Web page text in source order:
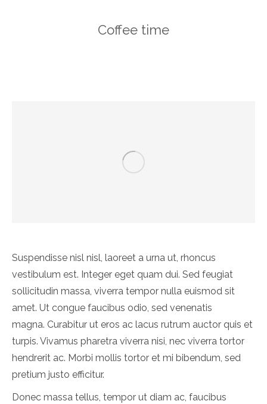
Coffee time
Suspendisse nisl nisl, laoreet a urna ut, rhoncus
vestibulum est. Integer eget quam dui. Sed feugiat
sollicitudin massa, viverra tempor nulla euismod sit
amet. Ut congue faucibus odio, sed venenatis
magna. Curabitur ut eros ac lacus rutrum auctor quis et
turpis. Vivamus pharetra viverra nisi, nec viverra tortor
hendrerit ac. Morbi mollis tortor et mi bibendum, sed
pretium justo efficitur.
Donec massa tellus, tempor ut diam ac, faucibus